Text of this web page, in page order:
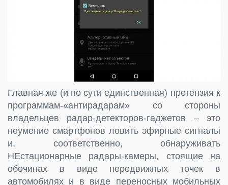
Главная же (и по сути единственная) претензия к
программам-«антирадарам» со стороны
владельцев радар-детекторов-гаджетов – это
неумение смартфонов ловить эфирные сигналы
и, соответственно, обнаруживать
НЕстационарные радары-камеры, стоящие на
обочинах в виде передвижных точек в
автомобилях и в виде переносных мобильных